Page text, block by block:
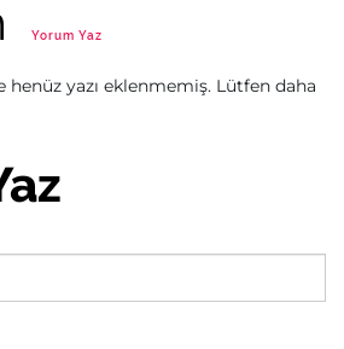
Yorum Yaz
yazı eklenmemiş. Lütfen daha